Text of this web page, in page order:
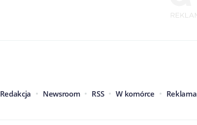
Redakcja Newsroom RSS W komórce Reklama